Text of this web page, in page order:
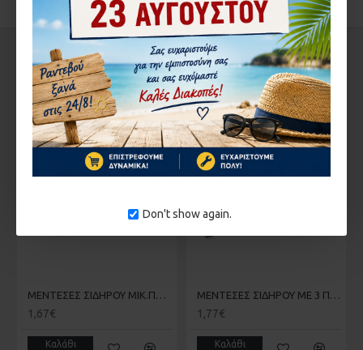
Don't show again.
ΔΕΊΤΕ ΑΚΌΜΑ ΑΠΌ ΤΟΝ ΊΔΙΟ ΚΑΤΑΣΚΕΥΑΣΤΉ
ΣΤΗΝ ΄ΙΔΙΑ ΚΑΤΗΓΟΡΊΑ
ΜΕΝΤΕΣΕΣ ΣΙΔΗΡΟΥ ΜΙΚ.ΠΤΕΡΑ 14cm COMUNELLO 402/14
1,67€
Καλάθι
1-3 ΗΜΈΡΕΣ
ΜΕΝΤΕΣΕΣ ΣΙΔΗΡΟΥ ΜΕ 3 ΠΤ.17cm IBFM ΙΤΑΛΙΑΣ
1,77€
Καλάθι